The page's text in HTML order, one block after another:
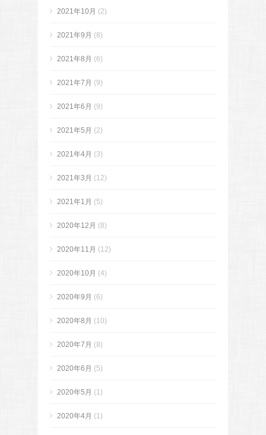
2021年10月 (2)
2021年9月 (8)
2021年8月 (6)
2021年7月 (9)
2021年6月 (9)
2021年5月 (2)
2021年4月 (3)
2021年3月 (12)
2021年1月 (5)
2020年12月 (8)
2020年11月 (12)
2020年10月 (4)
2020年9月 (6)
2020年8月 (10)
2020年7月 (8)
2020年6月 (5)
2020年5月 (1)
2020年4月 (1)